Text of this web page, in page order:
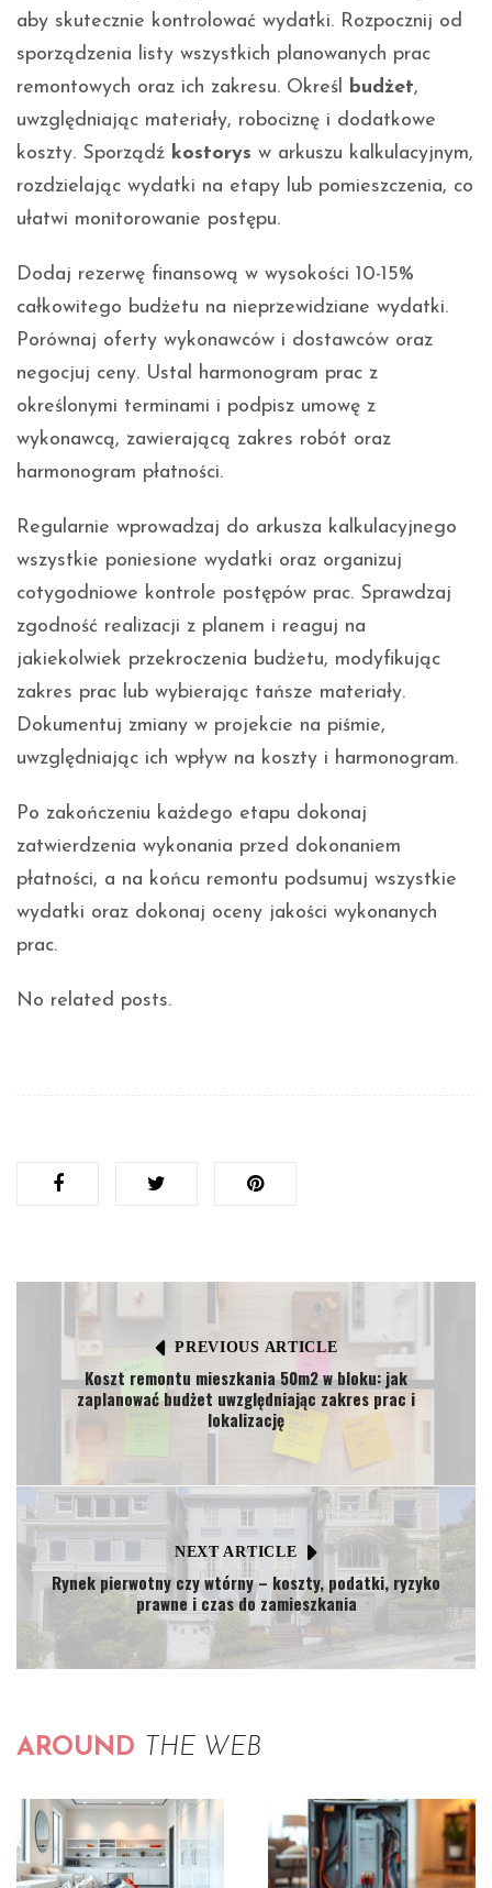
aby skutecznie kontrolować wydatki. Rozpocznij od
sporządzenia listy wszystkich planowanych prac
remontowych oraz ich zakresu. Określ
budżet,
uwzględniając materiały, robociznę i dodatkowe
koszty. Sporządź kostorys w arkuszu kalkulacyjnym,
rozdzielając wydatki na etapy lub pomieszczenia, co
ułatwi monitorowanie postępu.
Dodaj rezerwę finansową w wysokości 10-15%
całkowitego budżetu na nieprzewidziane wydatki.
Porównaj oferty wykonawców i dostawców oraz
negocjuj ceny. Ustal harmonogram prac z
określonymi terminami i podpisz umowę z
wykonawcą, zawierającą zakres robót oraz
harmonogram płatności.
Regularnie wprowadzaj do arkusza kalkulacyjnego
wszystkie poniesione wydatki oraz organizuj
cotygodniowe kontrole postępów prac. Sprawdzaj
zgodność realizacji z planem i reaguj na
jakiekolwiek przekroczenia budżetu, modyfikując
zakres prac lub wybierając tańsze materiały.
Dokumentuj zmiany w projekcie na piśmie,
uwzględniając ich wpływ na koszty i harmonogram.
Po zakończeniu każdego etapu dokonaj
zatwierdzenia wykonania przed dokonaniem
płatności, a na końcu remontu podsumuj wszystkie
wydatki oraz dokonaj oceny jakości wykonanych
prac.
No related posts.
PREVIOUS ARTICLE
Koszt remontu mieszkania 50m2 w bloku: jak
zaplanować budżet uwzględniając zakres prac i
lokalizację
NEXT ARTICLE
Rynek pierwotny czy wtórny – koszty, podatki, ryzyko
prawne i czas do zamieszkania
AROUND THE WEB